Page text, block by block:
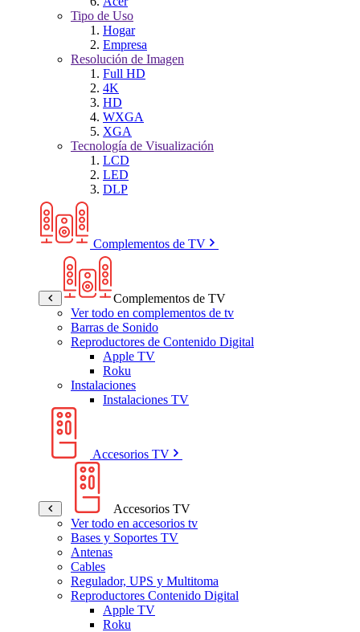
Tipo de Uso
Hogar
Empresa
Resolución de Imagen
Full HD
4K
HD
WXGA
XGA
Tecnología de Visualización
LCD
LED
DLP
Complementos de TV
Complementos de TV
Ver todo en complementos de tv
Barras de Sonido
Reproductores de Contenido Digital
Apple TV
Roku
Instalaciones
Instalaciones TV
Accesorios TV
Accesorios TV
Ver todo en accesorios tv
Bases y Soportes TV
Antenas
Cables
Regulador, UPS y Multitoma
Reproductores Contenido Digital
Apple TV
Roku